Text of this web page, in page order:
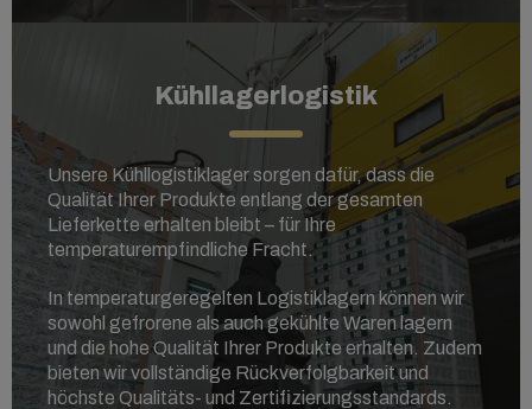
Kühllagerlogistik
Unsere Kühllogistiklager sorgen dafür, dass die
Qualität Ihrer Produkte entlang der gesamten
Lieferkette erhalten bleibt – für Ihre
temperaturempfindliche Fracht.
In temperaturgeregelten Logistiklagern können wir
sowohl gefrorene als auch gekühlte Waren lagern
und die hohe Qualität Ihrer Produkte erhalten. Zudem
bieten wir vollständige Rückverfolgbarkeit und
höchste Qualitäts- und Zertifizierungsstandards.